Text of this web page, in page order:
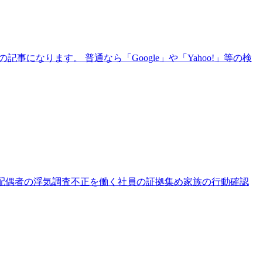
事になります。 普通なら「Google」や「Yahoo!」等の検
者の浮気調査不正を働く社員の証拠集め家族の行動確認